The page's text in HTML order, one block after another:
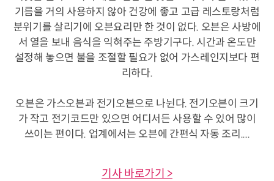
기름을 거의 사용하지 않아 건강에 좋고 고급 레스토랑처럼
분위기를 살리기에 오븐요리만 한 것이 없다. 오븐은 사방에
서 열을 보내 음식을 익혀주는 주방기구다. 시간과 온도만
설정해 놓으면 불을 조절할 필요가 없어 가스레인지보다 편
리하다.
오븐은 가스오븐과 전기오븐으로 나뉜다. 전기오븐이 크기
가 작고 전기코드만 있으면 어디서든 사용할 수 있어 많이
쓰이는 편이다. 업계에서는 오븐에 간편식 자동 조리....
기사 바로가기 >